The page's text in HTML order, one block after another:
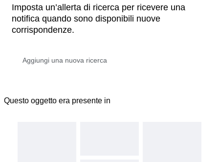
Imposta un’allerta di ricerca per ricevere una
notifica quando sono disponibili nuove
corrispondenze.
Questo oggetto era presente in